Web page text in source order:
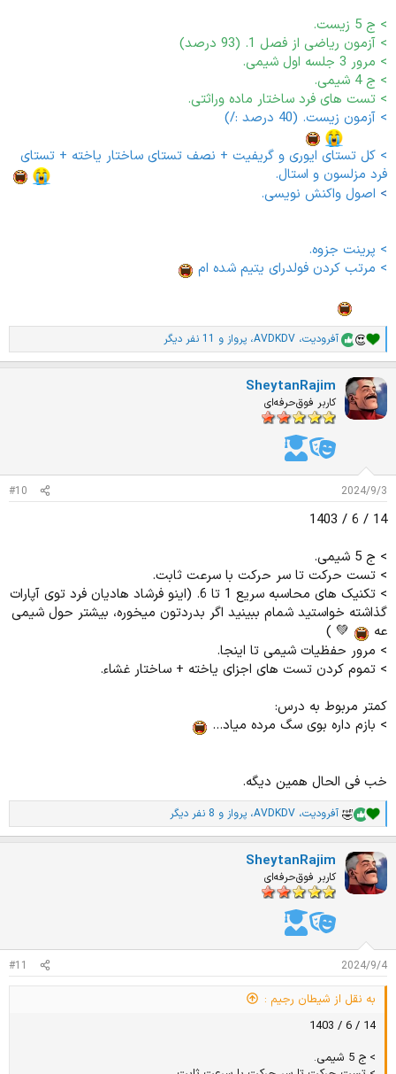
> ج 5 زیست.
> آزمون ریاضی از فصل 1. (93 درصد)
> مرور 3 جلسه اول شیمی.
> ج 4 شیمی.
> تست های فرد ساختار ماده وراثتی.
> آزمون زیست. (40 درصد :/)
> کل تستای ایوری و گریفیت + نصف تستای ساختار یاخته + تستای
فرد مزلسون و استال.
> اصول واکنش نویسی.
> پرینت جزوه.
> مرتب کردن فولدرای یتیم شده ام
ا
م
ت
ی
ز
آفرودیت، AVDKDV، پرواز و 11 نفر دیگر
SheytanRajim
کاربر فوق‌حرفه‌ای
2024/9/3
#10
14 / 6 / 1403
> ج 5 شیمی.
> تست حرکت تا سر حرکت با سرعت ثابت.
> تکنیک های محاسبه سریع 1 تا 6. (اینو فرشاد هادیان فرد توی آپارات
گذاشته خواستید شمام ببینید اگر بدردتون میخوره، بیشتر حول شیمی
عه
💚 )
> مرور حفظیات شیمی تا اینجا.
> تموم کردن تست های اجزای یاخته + ساختار غشاء.
کمتر مربوط به درس:
> بازم داره بوی سگ مرده میاد...
خب فی الحال همین دیگه.
ا
م
ت
ی
ز
آفرودیت، AVDKDV، پرواز و 8 نفر دیگر
SheytanRajim
کاربر فوق‌حرفه‌ای
2024/9/4
#11
به نقل از شیطان رجیم :
14 / 6 / 1403
> ج 5 شیمی.